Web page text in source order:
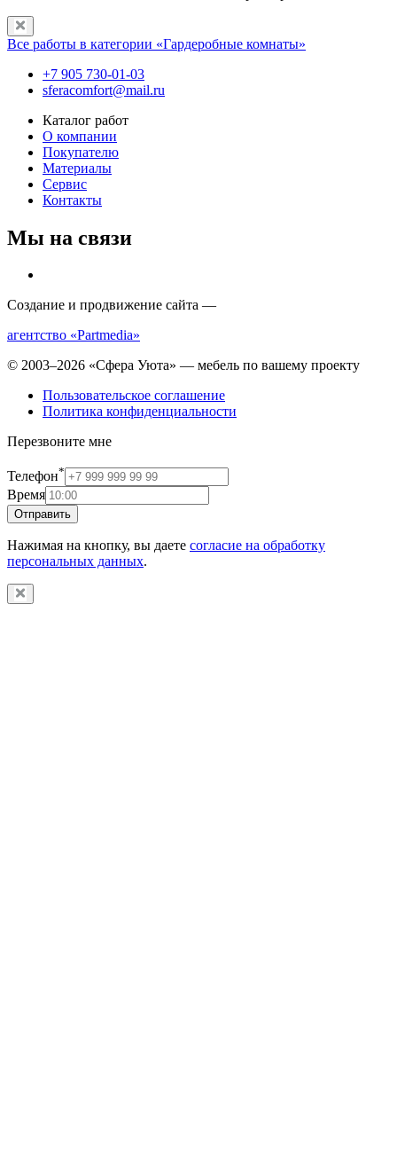
Все работы в категории «Гардеробные комнаты»
+7 905 730-01-03
sferacomfort@mail.ru
Каталог работ
О компании
Покупателю
Материалы
Сервис
Контакты
Мы на связи
Создание и продвижение сайта —
агентство «Partmedia»
© 2003–2026 «Сфера Уюта» — мебель по вашему проекту
Пользовательское соглашение
Политика конфиденциальности
Перезвоните мне
Телефон*
Время
Отправить
Нажимая на кнопку, вы даете согласие на обработку
персональных данных.